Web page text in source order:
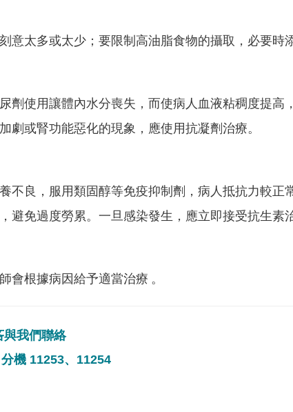
意太多或太少；要限制高油脂食物的攝取，必要時
劑使用讓體內水分喪失，而使病人血液粘稠度提高
劇或腎功能惡化的現象，應使用抗凝劑治療。
不良，服用類固醇等免疫抑制劑，病人抵抗力較正
避免過度勞累。一旦感染發生，應立即接受抗生素
會根據病因給予適當治療 。
與我們聯絡
機 11253、11254